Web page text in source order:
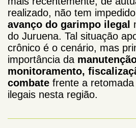
realizado, não tem
avanço do garimpo ilegal
do Juruena. Tal situação
crônico é o cenário, mas
importância da
monitoramento,
combate frente a
ilegais nesta região.